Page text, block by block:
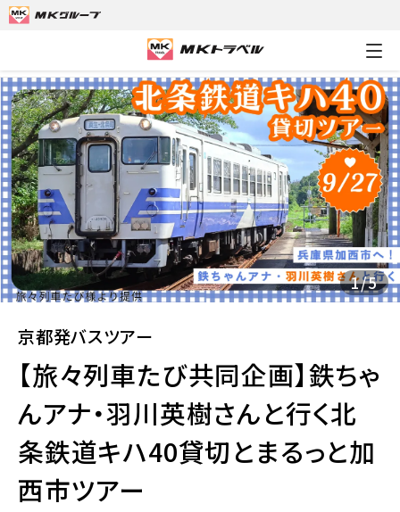
京都発バスツアー 【旅々列車たび共同企画】
1/5
京都発バスツアー
【旅々列車たび共同企画】鉄ちゃ
んアナ・羽川英樹さんと行く北
条鉄道キハ40貸切とまるっと加
西市ツアー